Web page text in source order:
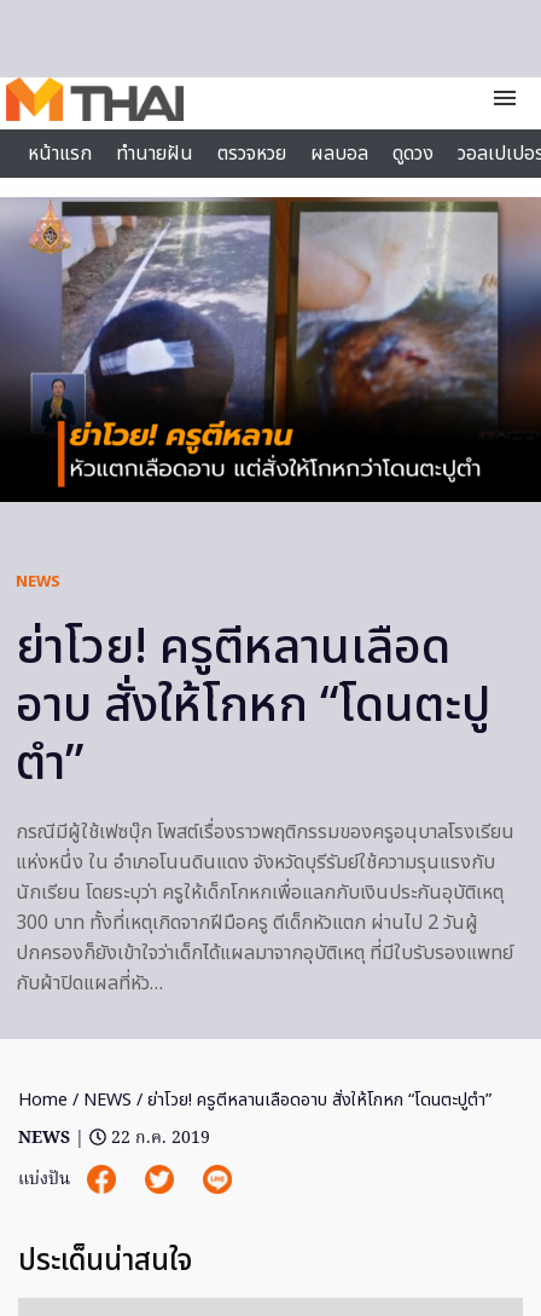
menu
หน้าแรก
ทำนายฝัน ตรวจหวย ผลบอล ดูดวง
วอลเปเป
ไลฟ์สไตล์
NEWS
ย่าโวย! ครูตีหลานเลือด
อาบ สั่งให้โกหก “โดนตะปู
ตำ”
กรณีมีผู้ใช้เฟซบุ๊ก โพสต์เรื่องราวพฤติกรรมของครูอนุบาลโรงเรียน
แห่งหนึ่ง ใน อำเภอโนนดินแดง จังหวัดบุรีรัมย์ใช้ความรุนแรงกับ
นักเรียน โดยระบุว่า ครูให้เด็กโกหกเพื่อแลกกับเงินประกันอุบัติเหตุ
300 บาท ทั้งที่เหตุเกิดจากฝีมือครู ตีเด็กหัวแตก ผ่านไป 2 วันผู้
ปกครองก็ยังเข้าใจว่าเด็กได้แผลมาจากอุบัติเหตุ ที่มีใบรับรองแพทย์
กับผ้าปิดแผลที่หัว…
Home / NEWS / ย่าโวย! ครูตีหลานเลือดอาบ สั่งให้โกหก “โดนตะปูตำ”
NEWS |
22 ก.ค. 2019
แบ่งปัน
ประเด็นน่าสนใจ